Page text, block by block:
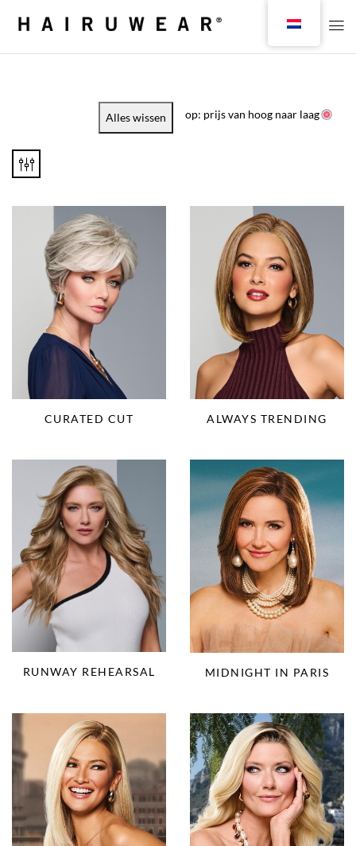
Alles wissen op: prijs van hoog naar laag
CURATED CUT ALWAYS TRENDING
RUNWAY REHEARSAL MIDNIGHT IN PARIS